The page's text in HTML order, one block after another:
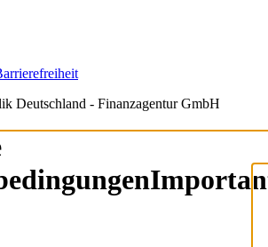
Deutschland - Finanzagentur GmbH